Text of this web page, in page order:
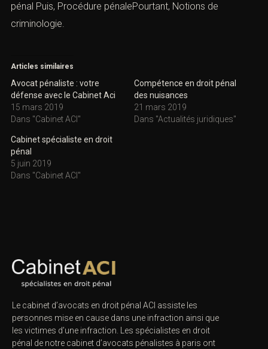
péna Puis, Procédure pénalePourtant, Notions de
criminologie.
Articles similaires
Avocat pénaliste : votre
défense avec le Cabinet Aci
15 mars 2019
Dans "Cabinet ACI"
Compétence en droit pénal
des nuisances
21 mars 2019
Dans "Actualités juridiques"
Cabinet spécialiste en droit
pénal
5 juin 2019
Dans "Cabinet ACI"
Le cabinet d’avocats en droit pénal ACI assiste les
personnes mise en cause dans une infraction ainsi que
les victimes d’une infraction. Les spécialistes en droit
pénal de notre cabinet d’avocats pénalistes à paris ont